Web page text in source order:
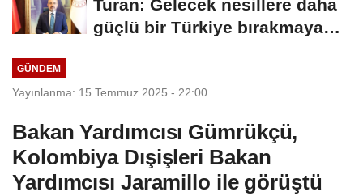
Turan: Gelecek nesillere daha
güçlü bir Türkiye bırakmaya
GÜNDEM
Yayınlanma: 15 Temmuz 2025 - 22:00
Bakan Yardımcısı Gümrükçü,
Kolombiya Dışişleri Bakan
Yardımcısı Jaramillo ile görüştü